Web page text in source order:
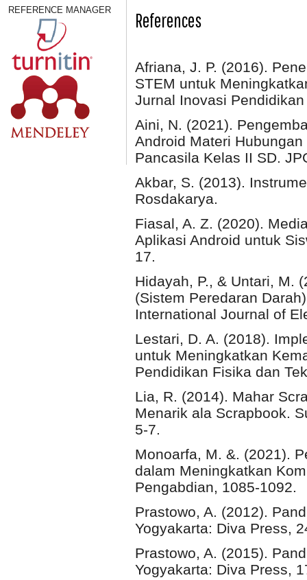
REFERENCE MANAGER References
Afriana, J. P. (2016).
STEM untuk
Jurnal Inovasi
Aini, N. (2021).
Android Materi
Pancasila Kelas II SD.
Akbar, S. (2013).
Rosdakarya.
Fiasal, A. Z. (2020).
Aplikasi Android untuk
17.
Hidayah, P., & Untari, M.
(Sistem Peredaran
International Journal of
Lestari, D. A. (2018).
untuk Meningkatkan
Pendidikan Fisika dan
Lia, R. (2014). Mahar
Menarik ala Scrapbook.
5-7.
Monoarfa, M. &. (2021).
dalam Meningkatkan
Pengabdian, 1085-1092.
Prastowo, A. (2012).
Yogyakarta: Diva Press,
Prastowo, A. (2015).
Yogyakarta: Diva Press,